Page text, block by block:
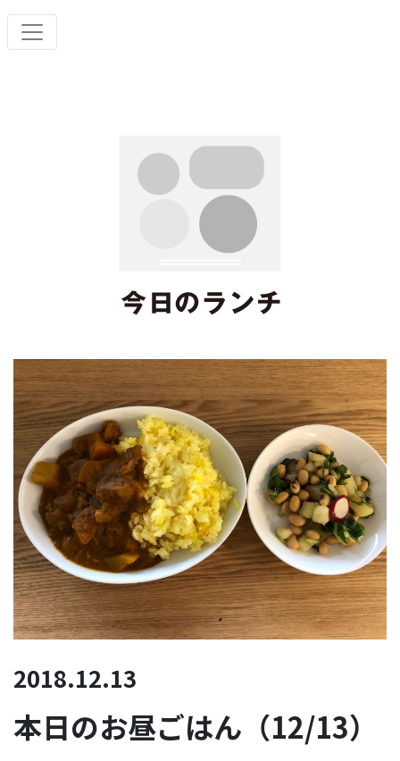
2018.12.13
本日のお昼ごはん（12/13）